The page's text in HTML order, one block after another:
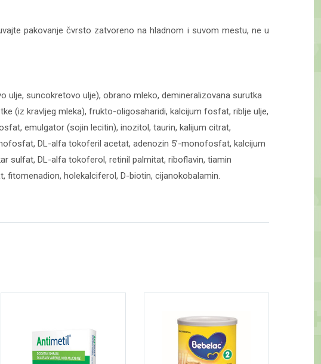
pakovanje čvrsto zatvoreno na hladnom i suvom mestu, ne u
ulje, suncokretovo ulje), obrano mleko, demineralizovana surutka
(iz kravljeg mleka), frukto-oligosaharidi, kalcijum fosfat, riblje ulje,
emulgator (sojin lecitin), inozitol, taurin, kalijum citrat,
DL-alfa tokoferil acetat, adenozin 5’-monofosfat, kalcijum
sulfat, DL-alfa tokoferol, retinil palmitat, riboflavin, tiamin
fitomenadion, holekalciferol, D-biotin, cijanokobalamin.